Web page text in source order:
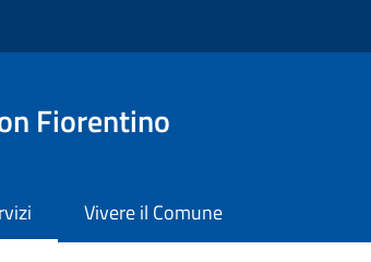
Fiorentino
Vivere il Comune